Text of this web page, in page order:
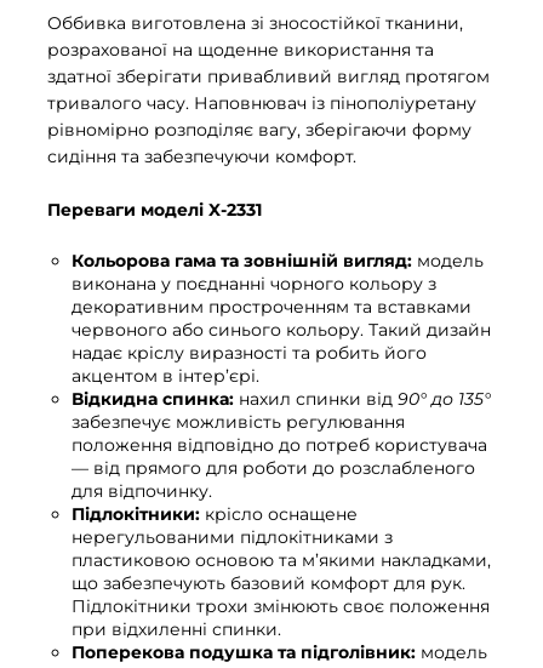
Оббивка виготовлена зі зносостійкої тканини,
розрахованої на щоденне використання та
здатної зберігати привабливий вигляд протягом
тривалого часу. Наповнювач із пінополіуретану
рівномірно розподіляє вагу, зберігаючи форму
сидіння та забезпечуючи комфорт.
Переваги моделі X-2331
Кольорова гама та зовнішній вигляд: модель
виконана у поєднанні чорного кольору з
декоративним простроченням та вставками
червоного або синього кольору. Такий дизайн
надає кріслу виразності та робить його
акцентом в інтер’єрі.
Відкидна спинка: нахил спинки від 90° до 135°
забезпечує можливість регулювання
положення відповідно до потреб користувача
— від прямого для роботи до розслабленого
для відпочинку.
Підлокітники: крісло оснащене
нерегульованими підлокітниками з
пластиковою основою та м’якими накладками,
що забезпечують базовий комфорт для рук.
Підлокітники трохи змінюють своє положення
при відхиленні спинки.
Поперекова подушка та підголівник: модель